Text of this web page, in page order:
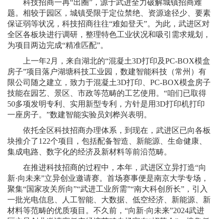
科技招商一再“出圈”，源于武进全力破解城镇招商难
题。相较于园区，城镇受限于定位禁绝、资源途径少、要素
保证弱等状况，科技招商往往“难如登天”。为此，武进区对
全区各板块进行调研，整理特色工业状况和吸引需求规划，
为项目两边完成“精准匹配”。
上一年2月，来自湖北的“混凝土3D打印及PC-BOX模盒
房子”项目落户湖塘科技工业园，数建智能科技（常州）有
限公司随之建立，致力于混凝土3D打印、PC-BOX模盒房子
技能在园艺、景区、市政等范畴的工艺使用。“咱们已取得
50多项发明专利、实用新型专利，方针是用3D打印机打印
一座房子。”数建智能实验员刘桦兴表明。
依托全区科技招商办理体系，到现在，武进区已向各板
块推介了122个项目，包括配备智造、新能源、生命健康、
集成电路、数字化的经济及新材料等前沿范畴。
在推进科技招商的过程中，本年，武进区立异打造“向
新·向未来”立异创业邀请赛。首场赛事便是南京大学专场，
聚集“国家攻关所向”“武进工业所需”“南大科创所长”，引入
一批光电信息、人工智能、大数据、低空经济、新能源、新
材料等范畴的优质项目。不久前，“向新·向未来”2024武进